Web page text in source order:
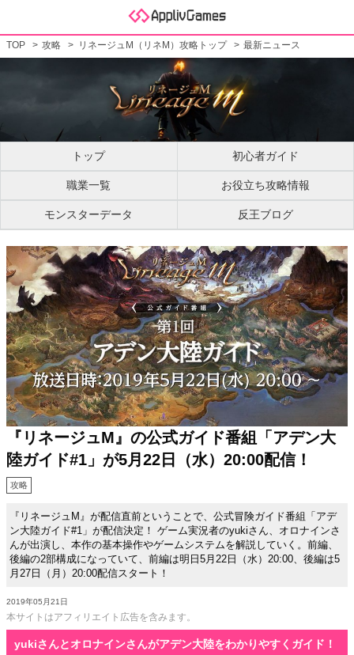
TOP 攻略 リネージュM（リネM）攻略トップ 最新ニュース
トップ 初心者ガイド
職業一覧 お役立ち攻略情報
モンスターデータ 反王ブログ
『リネージュM』の公式ガイド番組「アデン大
陸ガイド#1」が5月22日（水）20:00配信！
攻略
『リネージュM』が配信直前ということで、公式冒険ガイド番組「アデ
ン大陸ガイド#1」が配信決定！ ゲーム実況者のyukiさん、オロナインさ
んが出演し、本作の基本操作やゲームシステムを解説していく。前編、
後編の2部構成になっていて、前編は明日5月22日（水）20:00、後編は5
月27日（月）20:00配信スタート！
2019年05月21日
本サイトはアフィリエイト広告を含みます。
yukiさんとオロナインさんがアデン大陸をわかりやすくガイド！